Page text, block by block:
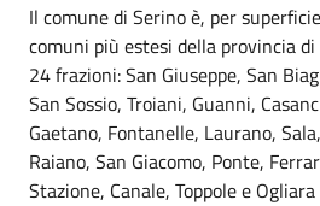
Il comune di Serino è, per
comuni più estesi della provincia
24 frazioni: San Giuseppe, San
San Sossio, Troiani, Guanni,
Gaetano, Fontanelle, Laurano,
Raiano, San Giacomo, Ponte,
Stazione, Canale, Toppole e Ogliara